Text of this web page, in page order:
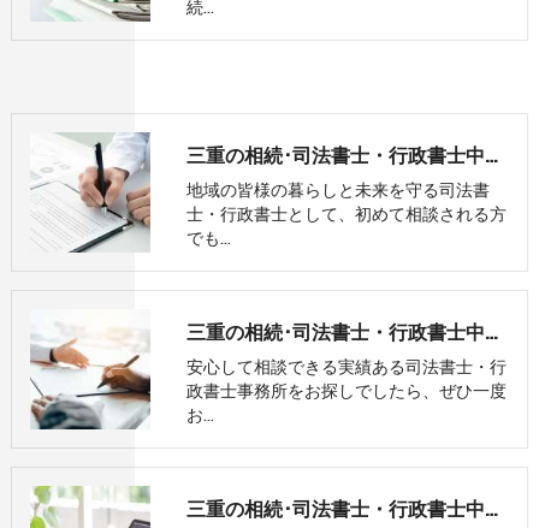
続…
三重の相続･司法書士・行政書士中村事務所のお客様の声
地域の皆様の暮らしと未来を守る司法書
士・行政書士として、初めて相談される方
でも…
三重の相続･司法書士・行政書士中村事務所の評判
安心して相談できる実績ある司法書士・行
政書士事務所をお探しでしたら、ぜひ一度
お…
三重の相続･司法書士・行政書士中村事務所の口コミ情報